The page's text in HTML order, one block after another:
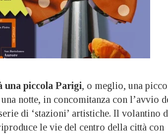
una piccola Parigi, o meglio, una
notte, in concomitanza con l’avvio
di ‘stazioni’ artistiche. Il volantino
le vie del centro della città con